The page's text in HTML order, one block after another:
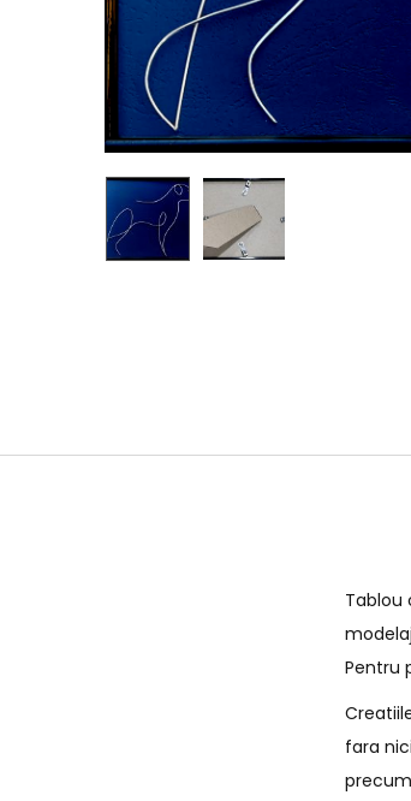
Tablou
Pentru
fara